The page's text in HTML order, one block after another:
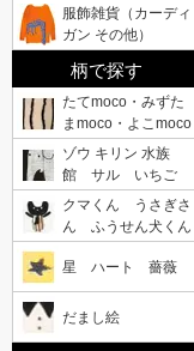
服飾雑貨（カーディ
ガン その他）
柄で探す
たてmoco・みずた
まmoco・よこmoco
ゾウ キリン 水族
館 サル いちご
クマくん うさぎさ
ん ふうせん犬くん
星 ハート 薔薇
だまし絵